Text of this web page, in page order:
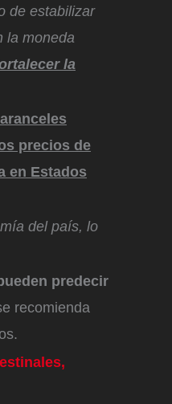
de estabilizar
la moneda
la
precios de
en Estados
del país, lo
predecir
recomienda